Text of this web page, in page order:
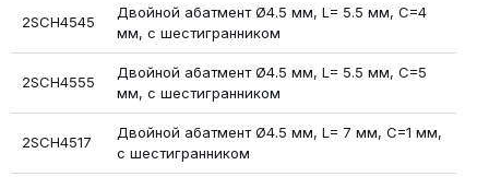
2SCH4545
Двойной абатмент Ø4.5 мм, L= 5.5 мм, С=4
мм, с шестигранником
2SCH4555
Двойной абатмент Ø4.5 мм, L= 5.5 мм, С=5
мм, с шестигранником
2SCH4517
Двойной абатмент Ø4.5 мм, L= 7 мм, С=1 мм,
с шестигранником